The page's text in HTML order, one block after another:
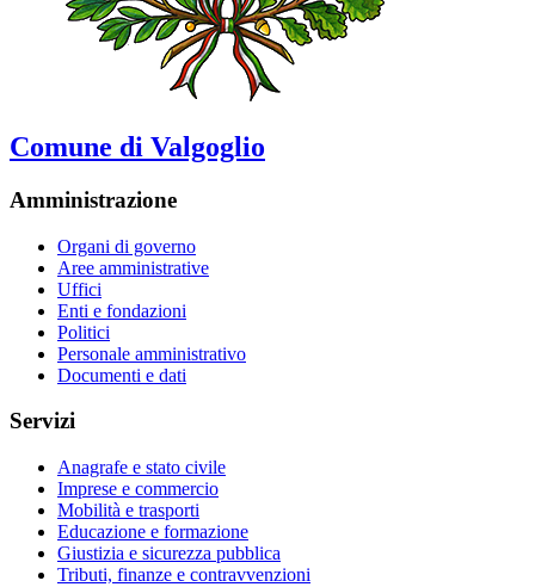
Comune di Valgoglio
Amministrazione
Organi di governo
Aree amministrative
Uffici
Enti e fondazioni
Politici
Personale amministrativo
Documenti e dati
Servizi
Anagrafe e stato civile
Imprese e commercio
Mobilità e trasporti
Educazione e formazione
Giustizia e sicurezza pubblica
Tributi, finanze e contravvenzioni